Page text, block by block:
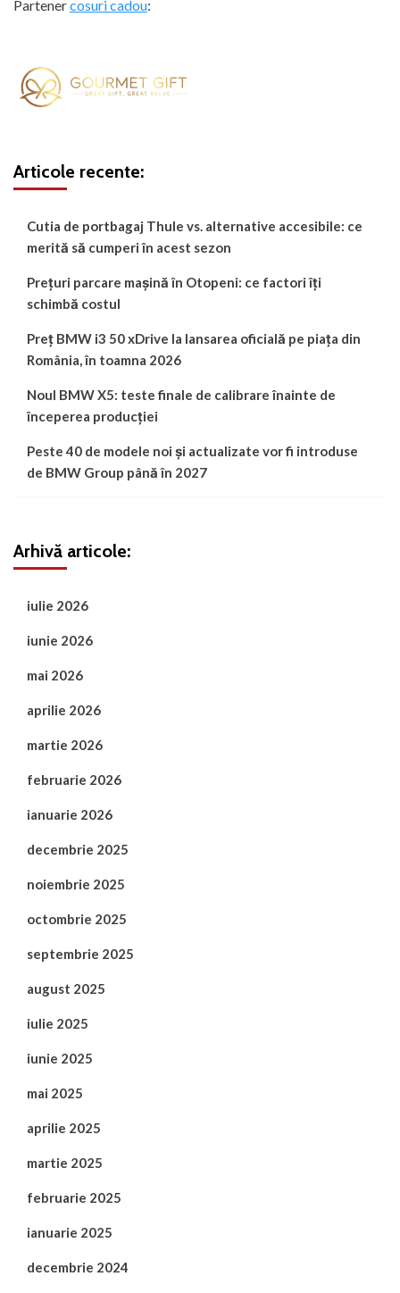
Partenercosuri cadou:
Articole recente:
Cutia de portbagaj Thule vs. alternative accesibile: ce
merită să cumperi în acest sezon
Prețuri parcare mașină în Otopeni: ce factori îți
schimbă costul
Preț BMW i3 50 xDrive la lansarea oficială pe piața din
România, în toamna 2026
Noul BMW X5: teste finale de calibrare înainte de
începerea producției
Peste 40 de modele noi și actualizate vor fi introduse
de BMW Group până în 2027
Arhivă articole:
iulie 2026
iunie 2026
mai 2026
aprilie 2026
martie 2026
februarie 2026
ianuarie 2026
decembrie 2025
noiembrie 2025
octombrie 2025
septembrie 2025
august 2025
iulie 2025
iunie 2025
mai 2025
aprilie 2025
martie 2025
februarie 2025
ianuarie 2025
decembrie 2024